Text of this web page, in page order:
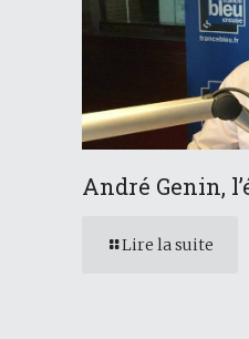
André Genin,
Lire la suite